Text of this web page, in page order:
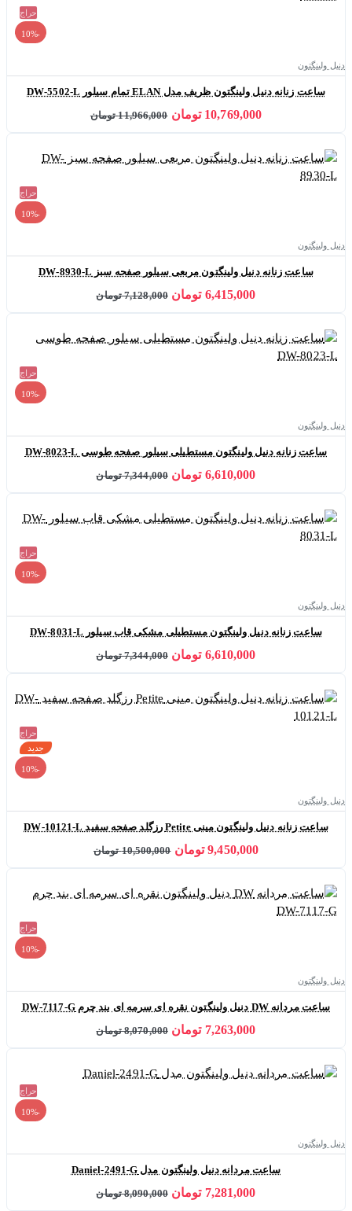
حراج
-10%
دنیل ولینگتون
ساعت زنانه دنیل ولینگتون ظریف مدل ELAN تمام سیلور DW-5502-L
10,769,000 تومان 11,966,000 تومان
حراج
-10%
دنیل ولینگتون
ساعت زنانه دنیل ولینگتون مربعی سیلور صفحه سبز DW-8930-L
6,415,000 تومان 7,128,000 تومان
حراج
-10%
دنیل ولینگتون
ساعت زنانه دنیل ولینگتون مستطیلی سیلور صفحه طوسی DW-8023-L
6,610,000 تومان 7,344,000 تومان
حراج
-10%
دنیل ولینگتون
ساعت زنانه دنیل ولینگتون مستطیلی مشکی قاب سیلور DW-8031-L
6,610,000 تومان 7,344,000 تومان
حراج
جدید
-10%
دنیل ولینگتون
ساعت زنانه دنیل ولینگتون مینی Petite رزگلد صفحه سفید DW-10121-L
9,450,000 تومان 10,500,000 تومان
حراج
-10%
دنیل ولینگتون
ساعت مردانه DW دنیل ولینگتون نقره ای سرمه ای بند چرم DW-7117-G
7,263,000 تومان 8,070,000 تومان
حراج
-10%
دنیل ولینگتون
ساعت مردانه دنیل ولینگتون مدل Daniel-2491-G
7,281,000 تومان 8,090,000 تومان